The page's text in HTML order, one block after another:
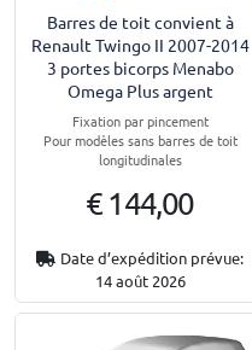
Barres de toit convient à
Renault Twingo II 2007-2014
3 portes bicorps Menabo
Omega Plus argent
Fixation par pincement
Pour modèles sans barres de toit
longitudinales
€ 144,00
Date d’expédition prévue:
14 août 2026